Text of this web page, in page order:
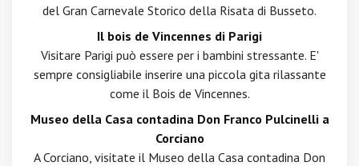
del Gran Carnevale Storico della Risata di Busseto.
Il bois de Vincennes di Parigi
Visitare Parigi può essere per i bambini stressante. E'
sempre consigliabile inserire una piccola gita rilassante
come il Bois de Vincennes.
Museo della Casa contadina Don Franco Pulcinelli a
Corciano
A Corciano, visitate il Museo della Casa contadina Don